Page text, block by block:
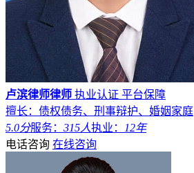
卢滨律师律师 执业认证 平台保障
擅长：债权债务、刑事辩护、婚姻家庭
5.0分服务： 315人执业：
12年
电话咨询 在线咨询